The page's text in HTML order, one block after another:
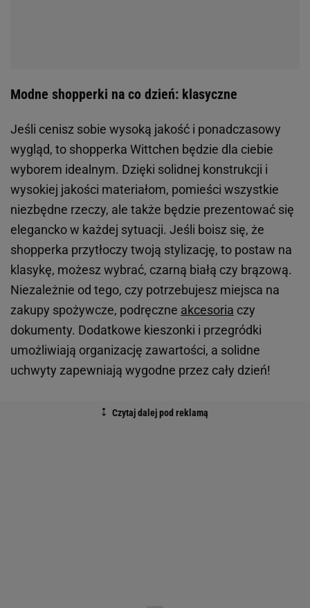
Modne shopperki na co dzień: klasyczne
Jeśli cenisz sobie wysoką jakość i ponadczasowy
wygląd, to shopperka Wittchen będzie dla ciebie
wyborem idealnym. Dzięki solidnej konstrukcji i
wysokiej jakości materiałom, pomieści wszystkie
niezbędne rzeczy, ale także będzie prezentować się
elegancko w każdej sytuacji. Jeśli boisz się, że
shopperka przytłoczy twoją stylizację, to postaw na
klasykę, możesz wybrać, czarną białą czy brązową.
Niezależnie od tego, czy potrzebujesz miejsca na
zakupy spożywcze, podręczne akcesoria czy
dokumenty. Dodatkowe kieszonki i przegródki
umożliwiają organizację zawartości, a solidne
uchwyty zapewniają wygodne przez cały dzień!